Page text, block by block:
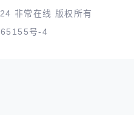
非常在线 版权所有
号-4